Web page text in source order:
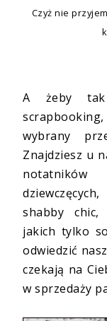
Czyż nie
A żeby tak
wybrany
Znajdziesz u
notatników
shabby chic,
jakich tylko
odwiedzić
czekają na
w sprzedaży